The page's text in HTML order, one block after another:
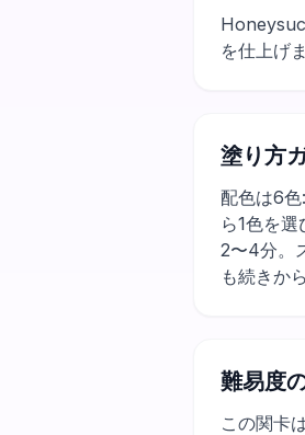
を仕上げ
塗り方
配色は6
ら1色を
2〜4分。
も続きか
難易度
この関卡